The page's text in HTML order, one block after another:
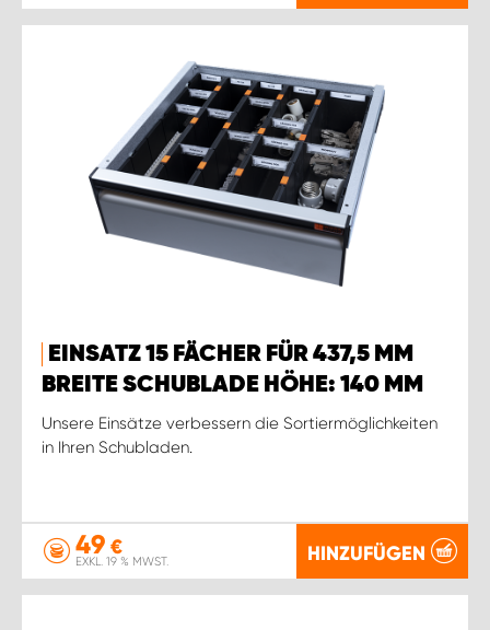
EINSATZ 15 FÄCHER FÜR 437,5 MM
BREITE SCHUBLADE HÖHE: 140 MM
Unsere Einsätze verbessern die Sortiermöglichkeiten
in Ihren Schubladen.
49 €
EXKL. 19 % MWST. HINZUFÜGEN